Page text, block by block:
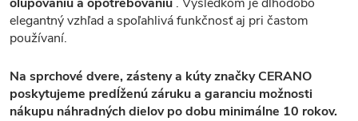
elegantný vzhľad a spoľahlivá funkčnosť aj pri častom
používaní.
Na sprchové dvere, zásteny a kúty značky CERANO
poskytujeme predĺženú záruku a garanciu možnosti
nákupu náhradných dielov po dobu minimálne 10 rokov.